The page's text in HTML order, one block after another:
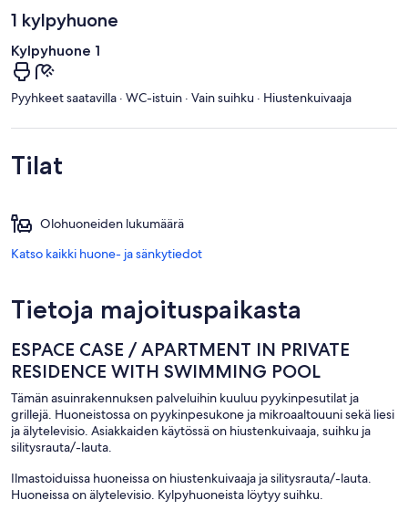
1 kylpyhuone
Kylpyhuone 1
Pyyhkeet saatavilla · WC-istuin · Vain suihku · Hiustenkuivaaja
Tilat
Olohuoneiden lukumäärä
Katso kaikki huone- ja sänkytiedot
Tietoja majoituspaikasta
ESPACE CASE / APARTMENT IN PRIVATE
RESIDENCE WITH SWIMMING POOL
Tämän asuinrakennuksen palveluihin kuuluu pyykinpesutilat ja
grillejä. Huoneistossa on pyykinpesukone ja mikroaaltouuni sekä liesi
ja älytelevisio. Asiakkaiden käytössä on hiustenkuivaaja, suihku ja
silitysrauta/-lauta.
Ilmastoiduissa huoneissa on hiustenkuivaaja ja silitysrauta/-lauta.
Huoneissa on älytelevisio. Kylpyhuoneista löytyy suihku.